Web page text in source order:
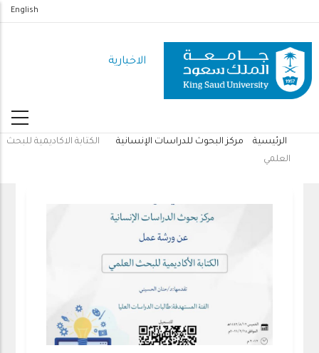
المحتوى
الرئيسي
English
الاخبارية
مسار
الرئيسية مركز البحوث للدراسات الإنسانية
الكتابة الاكاديمية للبحث
العلمي